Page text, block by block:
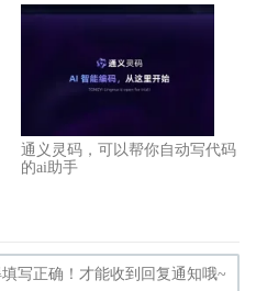
通义灵码，可以帮你自动写代码
的ai助手